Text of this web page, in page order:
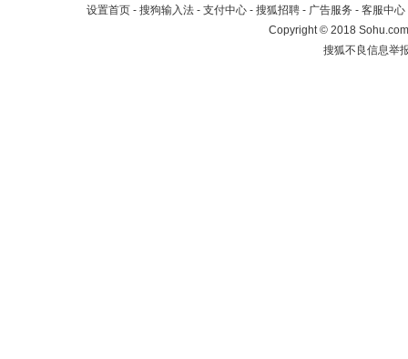
设置首页 - 搜狗输入法 - 支付中心 - 搜狐招聘 - 广告服务 - 客服中心
Copyright©2018
搜狐不良信息举